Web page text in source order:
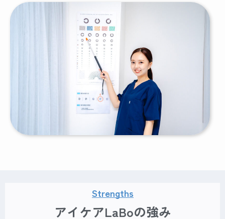
Strengths
アイケアLaBoの強み